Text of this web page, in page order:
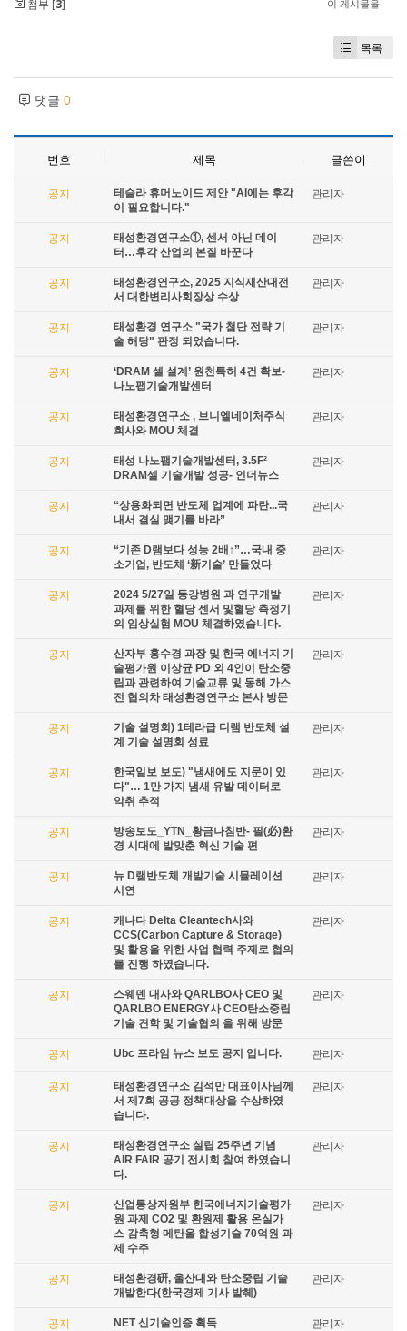
첨부 [3] 이 게시물을
목록
댓글 0
번호 제목 글쓴이
공지
테슬라 휴머노이드 제안 "AI에는 후각
이 필요합니다."
관리자
공지
태성환경연구소①, 센서 아닌 데이
터…후각 산업의 본질 바꾼다
관리자
공지
태성환경연구소, 2025 지식재산대전
서 대한변리사회장상 수상
관리자
공지
태성환경 연구소 "국가 첨단 전략 기
술 해당" 판정 되었습니다.
관리자
공지
‘DRAM 셀 설계’ 원천특허 4건 확보-
나노팹기술개발센터
관리자
공지
태성환경연구소 , 브니엘네이처주식
회사와 MOU 체결
관리자
공지
태성 나노팹기술개발센터, 3.5F²
DRAM셀 기술개발 성공- 인더뉴스
관리자
공지
“상용화되면 반도체 업계에 파란...국
내서 결실 맺기를 바라”
관리자
공지
“기존 D램보다 성능 2배↑”…국내 중
소기업, 반도체 ‘新기술’ 만들었다
관리자
공지
2024 5/27일 동강병원 과 연구개발
과제를 위한 혈당 센서 및혈당 측정기
의 임상실험 MOU 체결하였습니다.
관리자
공지
산자부 홍수경 과장 및 한국 에너지 기
술평가원 이상균 PD 외 4인이 탄소중
립과 관련하여 기술교류 및 동해 가스
전 협의차 태성환경연구소 본사 방문
관리자
공지
기술 설명회) 1테라급 디램 반도체 설
계 기술 설명회 성료
관리자
공지
한국일보 보도) "냄새에도 지문이 있
다"… 1만 가지 냄새 유발 데이터로
악취 추적
관리자
공지
방송보도_YTN_황금나침반- 필(必)환
경 시대에 발맞춘 혁신 기술 편
관리자
공지
뉴 D램반도체 개발기술 시뮬레이션
시연
관리자
공지
캐나다 Delta Cleantech사와
CCS(Carbon Capture & Storage)
및 활용을 위한 사업 협력 주제로 협의
를 진행 하였습니다.
관리자
공지
스웨덴 대사와 QARLBO사 CEO 및
QARLBO ENERGY사 CEO탄소중립
기술 견학 및 기술협의 을 위해 방문
관리자
공지 Ubc 프라임 뉴스 보도 공지 입니다. 관리자
공지
태성환경연구소 김석만 대표이사님께
서 제7회 공공 정책대상을 수상하였
습니다.
관리자
공지
태성환경연구소 설립 25주년 기념
AIR FAIR 공기 전시회 참여 하였습니
다.
관리자
공지
산업통상자원부 한국에너지기술평가
원 과제 CO2 및 환원제 활용 온실가
스 감축형 메탄올 합성기술 70억원 과
제 수주
관리자
공지
태성환경硏, 울산대와 탄소중립 기술
개발한다(한국경제 기사 발췌)
관리자
공지 NET 신기술인증 획득 관리자